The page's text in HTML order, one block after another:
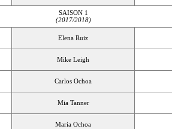
SAISON 1
(2017/2018)
Elena Ruiz
Mike Leigh
Carlos Ochoa
Mia Tanner
Maria Ochoa